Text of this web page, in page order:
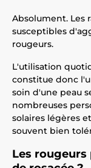
Absolument. Les
susceptibles
rougeurs.
L'utilisation
constitue donc
soin d'une peau
nombreuses
solaires légères
souvent bien
Les